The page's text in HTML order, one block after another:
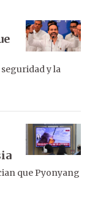
y la
que Pyonyang